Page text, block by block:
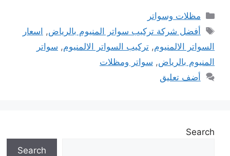
التصنيفات
مظلات وسواتر
الوسوم
أفضل شركة تركيب سواتر المنيوم بالرياض, اسعار
السواتر الالمنيوم, تركيب السواتر الالمنيوم, سواتر
المنيوم بالرياض, سواتر ومظلات
أضف تعليق
Search
Search